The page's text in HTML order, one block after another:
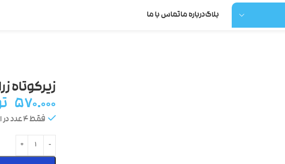
بلاگدرباره ماتماس با ما
زیرکوتاه
۵۷۰.۰۰۰
فقط 4 عدد در انبار موجود است